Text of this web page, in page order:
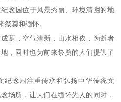
念园位于风景秀丽、环境清幽的地
祭奠和缅怀。
荫，空气清新，山水相依，为逝者
，同时也为前来祭奠的人们提供了
纪念园注重传承和弘扬中华传统文
场所，让人们在缅怀先人的同时，